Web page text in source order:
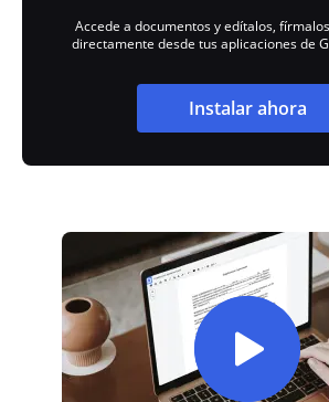
Accede a documentos y edítalos,
directamente desde tus aplicaciones de
Instalar ahora